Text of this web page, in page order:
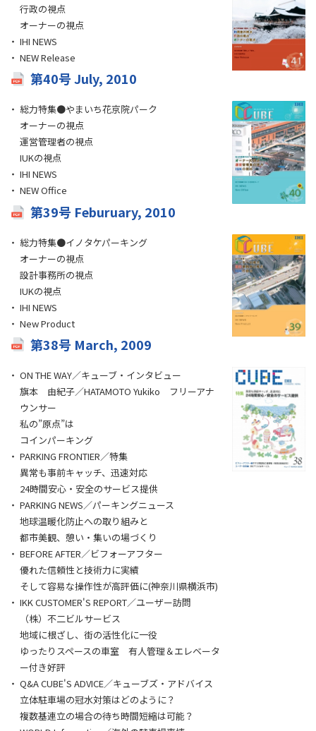
行政の視点
オーナーの視点
IHI NEWS
NEW Release
第40号 July, 2010
総力特集●やまいち花京院パーク
オーナーの視点
運営管理者の視点
IUKの視点
IHI NEWS
NEW Office
第39号 Feburuary, 2010
総力特集●イノタケパーキング
オーナーの視点
設計事務所の視点
IUKの視点
IHI NEWS
New Product
第38号 March, 2009
ON THE WAY／キューブ・インタビュー
旗本 由紀子／HATAMOTO Yukiko フリーアナ
ウンサー
私の”原点”は
コインパーキング
PARKING FRONTIER／特集
異常も事前キャッチ、迅速対応
24時間安心・安全のサービス提供
PARKING NEWS／パーキングニュース
地球温暖化防止への取り組みと
都市美観、憩い・集いの場づくり
BEFORE AFTER／ビフォーアフター
優れた信頼性と技術力に実績
そして容易な操作性が高評価に(神奈川県横浜市)
IKK CUSTOMER'S REPORT／ユーザー訪問
（株）不二ビルサービス
地域に根ざし、街の活性化に一役
ゆったりスペースの車室 有人管理＆エレベータ
ー付き好評
Q&A CUBE'S ADVICE／キューブズ・アドバイス
立体駐車場の冠水対策はどのように？
複数基連立の場合の待ち時間短縮は可能？